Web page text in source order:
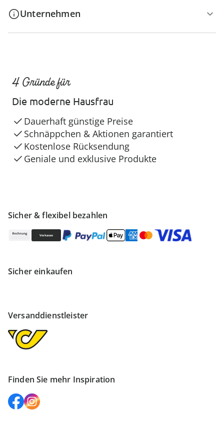
Unternehmen
Sicher & flexibel bezahlen
Sicher einkaufen
Versanddienstleister
Finden Sie mehr Inspiration
4 Gründe für
Die moderne Hausfrau
Dauerhaft günstige Preise
Schnäppchen & Aktionen garantiert
Kostenlose Rücksendung
Geniale und exklusive Produkte